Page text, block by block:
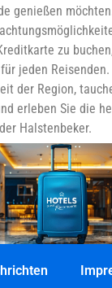
genießen
zu
jeden
der Region,
erleben Sie die
Halstenbeker.